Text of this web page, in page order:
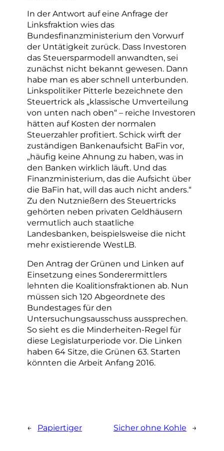
In der Antwort auf eine Anfrage der
Linksfraktion wies das
Bundesfinanzministerium den Vorwurf
der Untätigkeit zurück. Dass Investoren
das Steuersparmodell anwandten, sei
zunächst nicht bekannt gewesen. Dann
habe man es aber schnell unterbunden.
Linkspolitiker Pitterle bezeichnete den
Steuertrick als „klassische Umverteilung
von unten nach oben“ – reiche Investoren
hätten auf Kosten der normalen
Steuerzahler profitiert. Schick wirft der
zuständigen Bankenaufsicht BaFin vor,
„häufig keine Ahnung zu haben, was in
den Banken wirklich läuft. Und das
Finanzministerium, das die Aufsicht über
die BaFin hat, will das auch nicht anders.“
Zu den Nutznießern des Steuertricks
gehörten neben privaten Geldhäusern
vermutlich auch staatliche
Landesbanken, beispielsweise die nicht
mehr existierende WestLB.
Den Antrag der Grünen und Linken auf
Einsetzung eines Sonderermittlers
lehnten die Koalitionsfraktionen ab. Nun
müssen sich 120 Abgeordnete des
Bundestages für den
Untersuchungsausschuss aussprechen.
So sieht es die Minderheiten-Regel für
diese Legislaturperiode vor. Die Linken
haben 64 Sitze, die Grünen 63. Starten
könnten die Arbeit Anfang 2016.
← Papiertiger Sicher ohne Kohle →